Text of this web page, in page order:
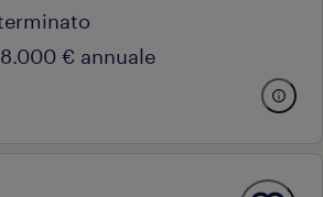
€ annuale